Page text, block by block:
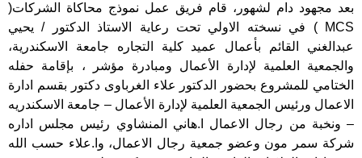
بعد مجهود دام لشهور، قام فريق عمل نموذج محاكاة الشركات(
MCS ) في نسخته الاولي تحت رعاية الاستاذ الدكتور / يحيي
عبدالغني القائم بأعمال عميد كلية التجاره جامعة الاسكندرية،
والجمعية العلمية لإدارة الأعمال ومبادرة مؤشر ، بإقامة حفله
الختامي للمشروع بحضور الدكتور علاء الغرباوى دكتور بقسم ادارة
الاعمال ورئيس الجمعية العلمية لإدارة الأعمال – جامعة الاسكندريه
– ونخبة من رجال الاعمال ا.هاني المنشاوي رئيس مجلس اداره
شركة سمر مون وعضو جمعية رجال الاعمال، وا.علاء حسب الله